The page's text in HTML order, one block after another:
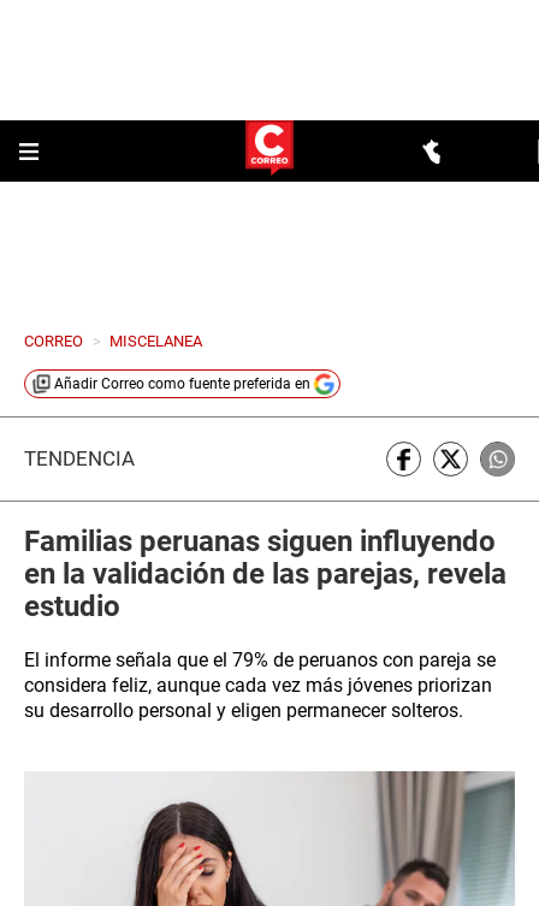
CORREO > MISCELANEA
Añadir Correo como fuente preferida en
TENDENCIA
Familias peruanas siguen influyendo
en la validación de las parejas, revela
estudio
El informe señala que el 79% de peruanos con pareja se
considera feliz, aunque cada vez más jóvenes priorizan
su desarrollo personal y eligen permanecer solteros.